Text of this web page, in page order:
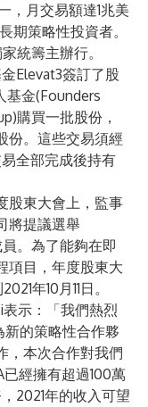
，月交易額達1兆美
期策略性投資者。
統籌主辦行。
Elevat3簽訂了股
基金(Founders
購買一批股份，
份。這些交易須經
全部完成後持有
股東大會上，監事
將提議選舉
。為了能夠在即
項目，年度股東大
年10月11日。
示：「我們熱烈
的策略性合作夥
，本次合作對我們
經擁有超過100萬
2021年的收入可望